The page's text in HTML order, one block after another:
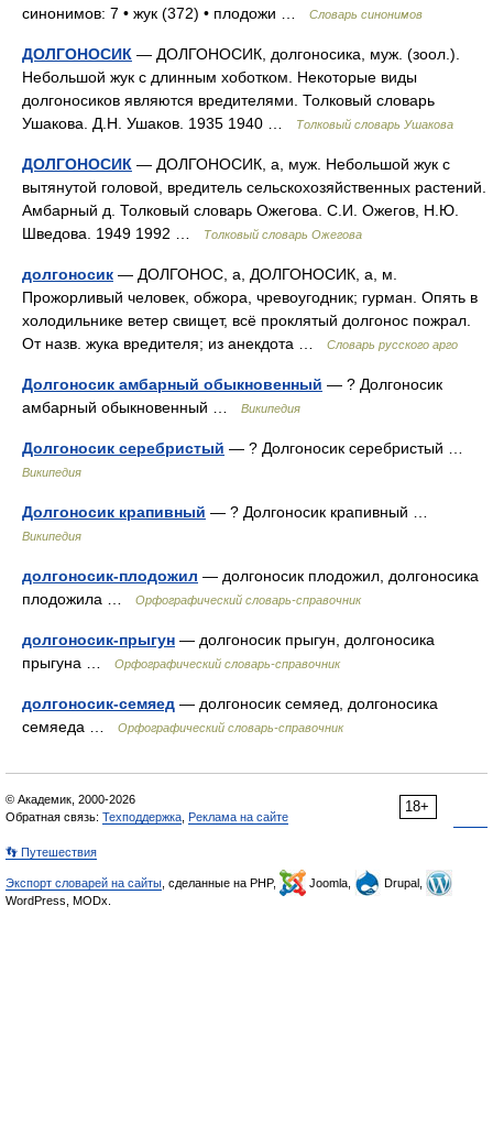
синонимов: 7 • жук (372) • плодожи …
Словарь синонимов
ДОЛГОНОСИК — ДОЛГОНОСИК, долгоносика, муж. (зоол.).
Небольшой жук с длинным хоботком. Некоторые виды
долгоносиков являются вредителями. Толковый словарь
Ушакова. Д.Н. Ушаков. 1935 1940 …
Толковый словарь Ушакова
ДОЛГОНОСИК — ДОЛГОНОСИК, а, муж. Небольшой жук с
вытянутой головой, вредитель сельскохозяйственных растений.
Амбарный д. Толковый словарь Ожегова. С.И. Ожегов, Н.Ю.
Шведова. 1949 1992 …
Толковый словарь Ожегова
долгоносик — ДОЛГОНОС, а, ДОЛГОНОСИК, а, м.
Прожорливый человек, обжора, чревоугодник; гурман. Опять в
холодильнике ветер свищет, всё проклятый долгонос пожрал.
От назв. жука вредителя; из анекдота …
Словарь русского арго
Долгоносик амбарный обыкновенный — ? Долгоносик
амбарный обыкновенный …
Википедия
Долгоносик серебристый — ? Долгоносик серебристый …
Википедия
Долгоносик крапивный — ? Долгоносик крапивный …
Википедия
долгоносик-плодожил — долгоносик плодожил, долгоносика
плодожила …
Орфографический словарь-справочник
долгоносик-прыгун — долгоносик прыгун, долгоносика
прыгуна …
Орфографический словарь-справочник
долгоносик-семяед — долгоносик семяед, долгоносика
семяеда …
Орфографический словарь-справочник
18+
© Академик, 2000-2026
Обратная связь: Техподдержка Реклама на сайте
👣 Путешествия
Экспорт словарей на сайты , сделанные на PHP, Joomla,
Drupal,
WordPress, MODx.